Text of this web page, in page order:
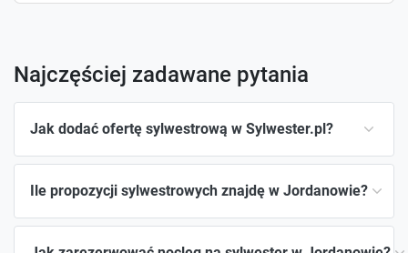
Najczęściej zadawane pytania
Jak dodać ofertę sylwestrową w Sylwester.pl?
Ile propozycji sylwestrowych znajdę w Jordanowie?